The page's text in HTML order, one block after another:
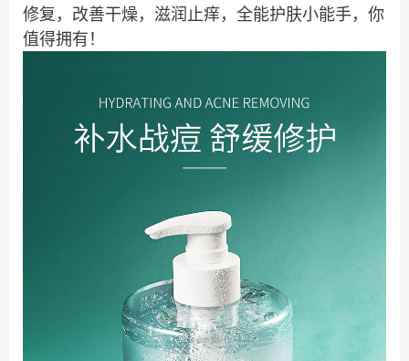
修复，改善干燥，滋润止痒，全能护肤小能手，你
值得拥有！